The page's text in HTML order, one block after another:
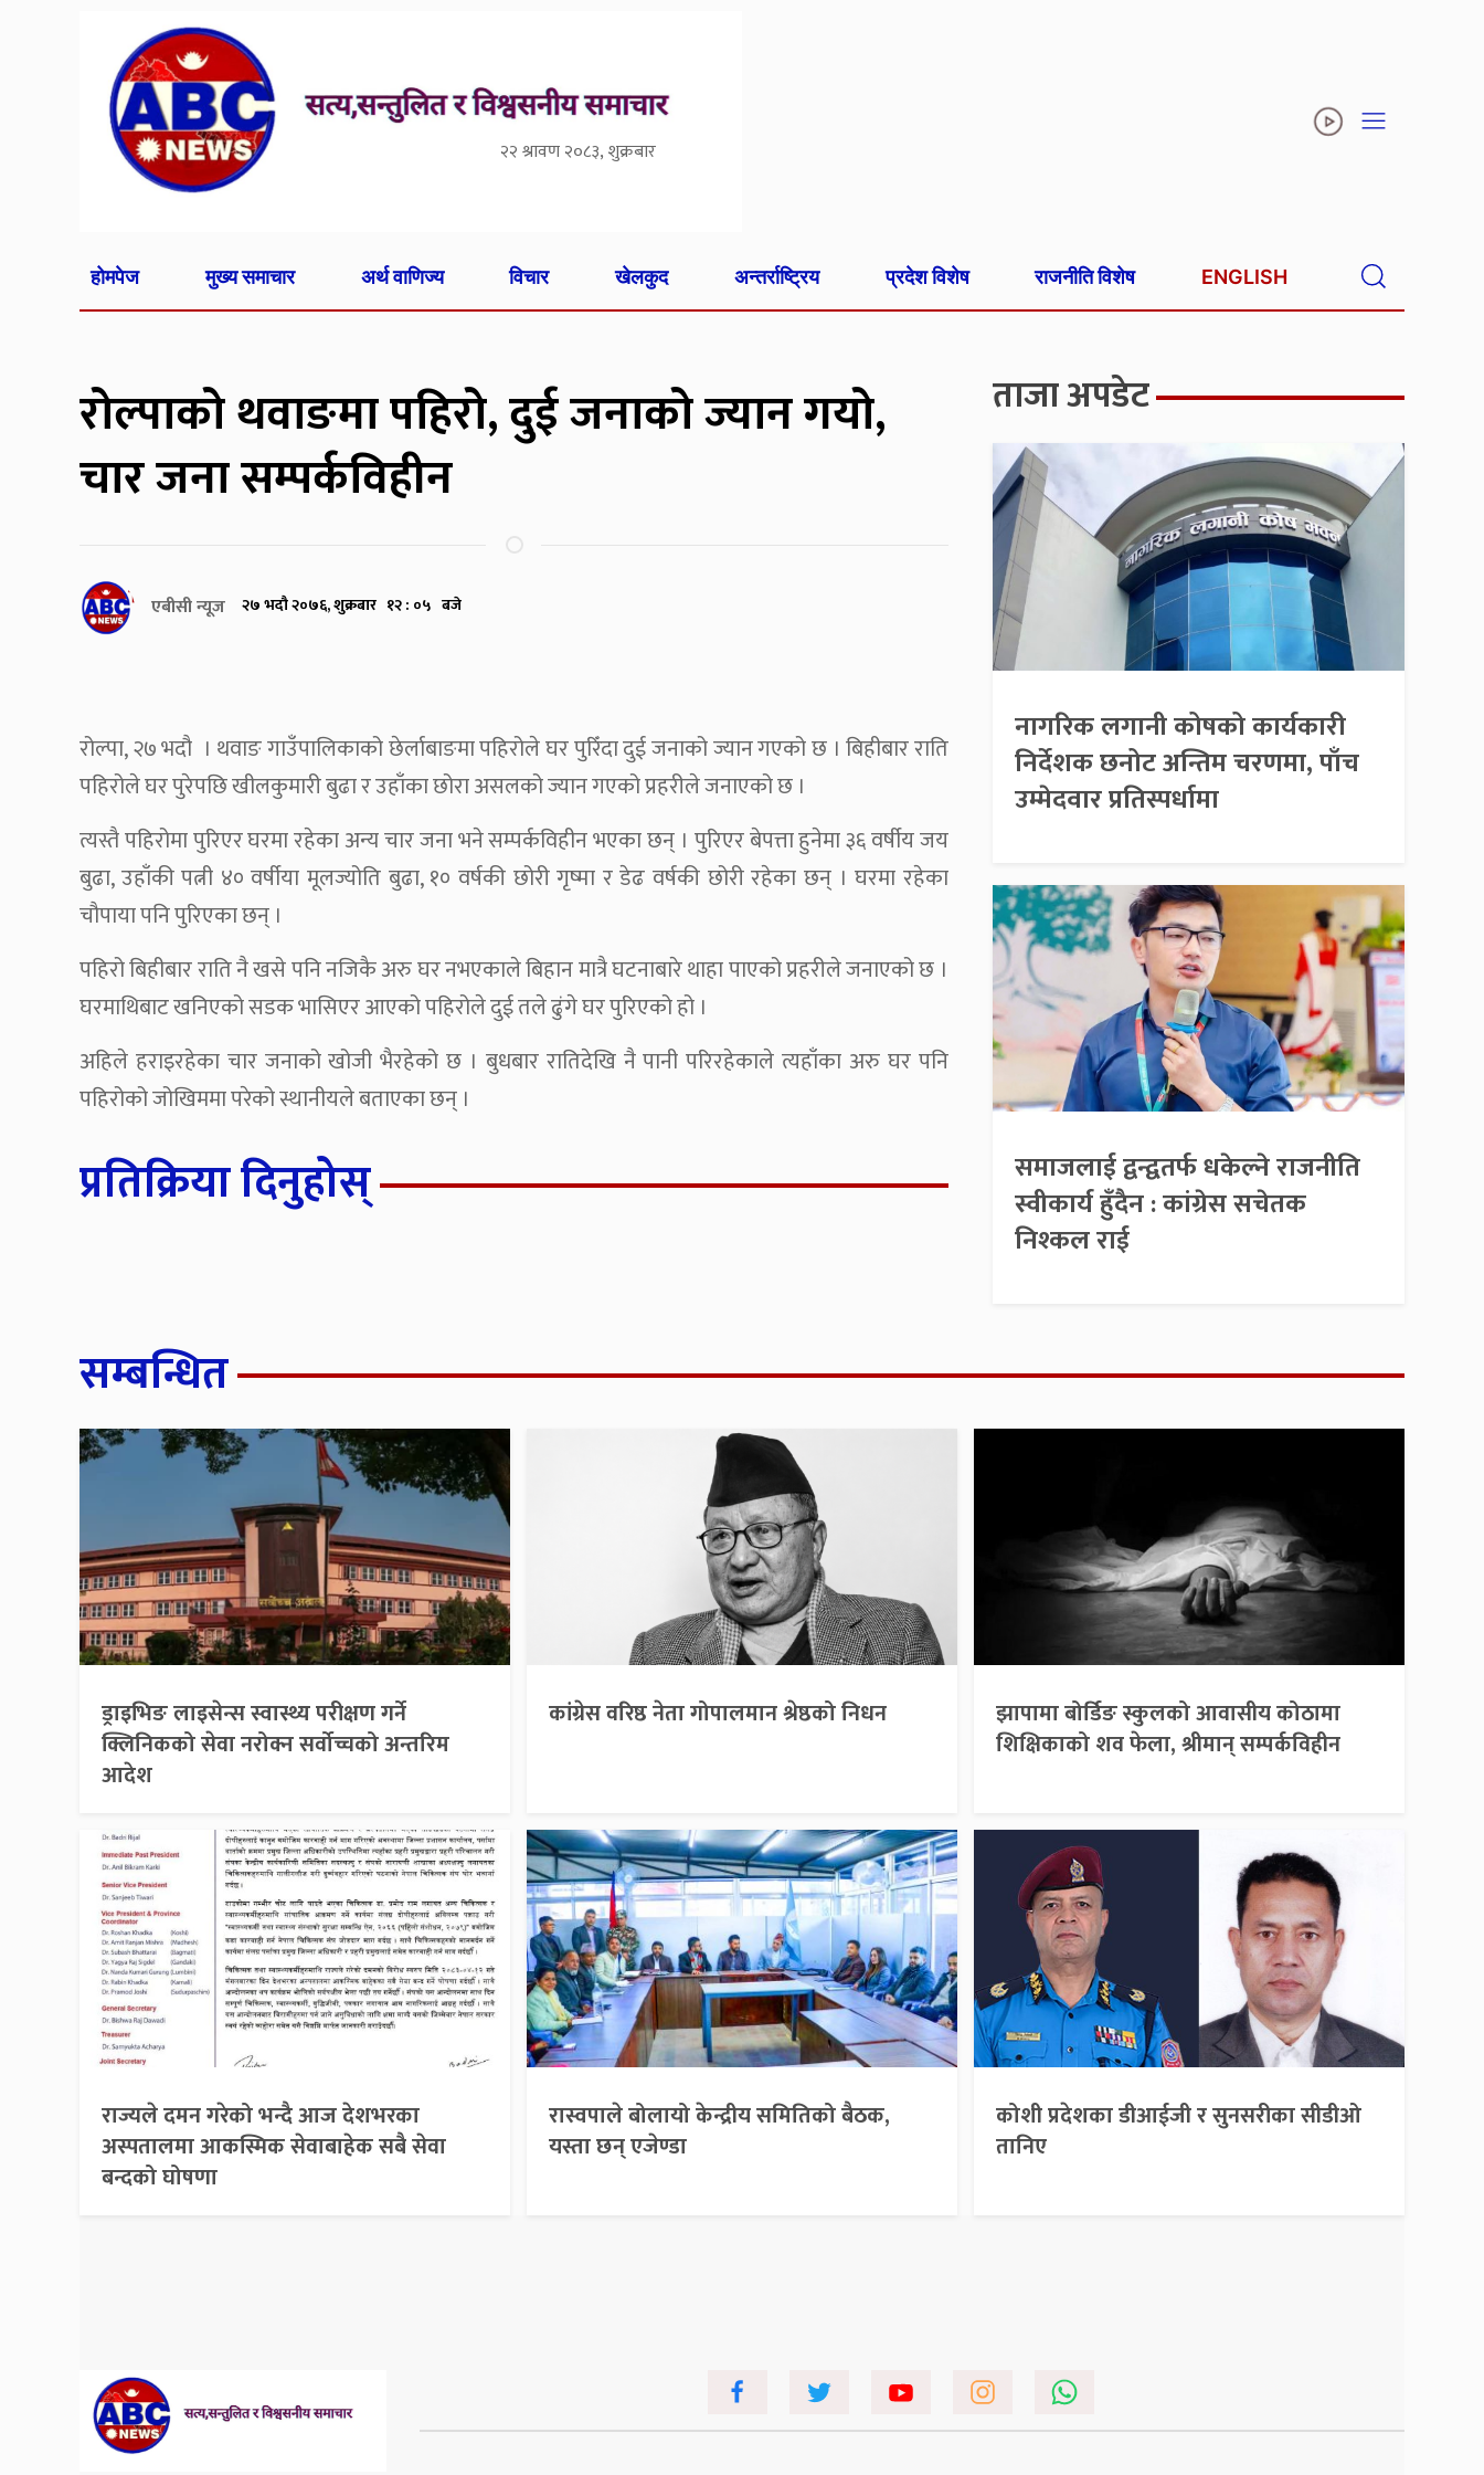
२२ श्रावण २०८३, शुक्रबार
होमपेज मुख्य समाचार अर्थ वाणिज्य विचार खेलकुद अन्तर्राष्ट्रिय प्रदेश विशेष राजनीति विशेष ENGLISH
रोल्पाको थवाङमा पहिरो, दुई जनाको ज्यान गयो,
चार जना सम्पर्कविहीन
एबीसी न्यूज २७ भदौ २०७६, शुक्रबार १२ : ०५ बजे
रोल्पा, २७ भदौ । थवाङ गाउँपालिकाको छेर्लाबाङमा पहिरोले घर पुरिँदा दुई जनाको ज्यान गएको छ । बिहीबार राति
पहिरोले घर पुरेपछि खीलकुमारी बुढा र उहाँका छोरा असलको ज्यान गएको प्रहरीले जनाएको छ ।
त्यस्तै पहिरोमा पुरिएर घरमा रहेका अन्य चार जना भने सम्पर्कविहीन भएका छन् । पुरिएर बेपत्ता हुनेमा ३६ वर्षीय जय
बुढा, उहाँकी पत्नी ४० वर्षीया मूलज्योति बुढा, १० वर्षकी छोरी गृष्मा र डेढ वर्षकी छोरी रहेका छन् । घरमा रहेका
चौपाया पनि पुरिएका छन् ।
पहिरो बिहीबार राति नै खसे पनि नजिकै अरु घर नभएकाले बिहान मात्रै घटनाबारे थाहा पाएको प्रहरीले जनाएको छ ।
घरमाथिबाट खनिएको सडक भासिएर आएको पहिरोले दुई तले ढुंगे घर पुरिएको हो ।
अहिले हराइरहेका चार जनाको खोजी भैरहेको छ । बुधबार रातिदेखि नै पानी परिरहेकाले त्यहाँका अरु घर पनि
पहिरोको जोखिममा परेको स्थानीयले बताएका छन् ।
प्रतिक्रिया दिनुहोस्
ताजा अपडेट
नागरिक लगानी कोषको कार्यकारी
निर्देशक छनोट अन्तिम चरणमा, पाँच
उम्मेदवार प्रतिस्पर्धामा
समाजलाई द्वन्द्वतर्फ धकेल्ने राजनीति
स्वीकार्य हुँदैन : कांग्रेस सचेतक
निश्कल राई
सम्बन्धित
ड्राइभिङ लाइसेन्स स्वास्थ्य परीक्षण गर्ने
क्लिनिकको सेवा नरोक्न सर्वोच्चको अन्तरिम
आदेश
कांग्रेस वरिष्ठ नेता गोपालमान श्रेष्ठको निधन
झापामा बोर्डिङ स्कुलको आवासीय कोठामा
शिक्षिकाको शव फेला, श्रीमान् सम्पर्कविहीन
राज्यले दमन गरेको भन्दै आज देशभरका
अस्पतालमा आकस्मिक सेवाबाहेक सबै सेवा
बन्दको घोषणा
रास्वपाले बोलायो केन्द्रीय समितिको बैठक,
यस्ता छन् एजेण्डा
कोशी प्रदेशका डीआईजी र सुनसरीका सीडीओ
तानिए